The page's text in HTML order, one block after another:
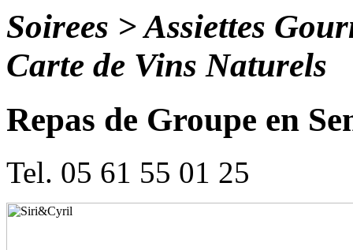
Soirees > Assiettes
Carte de Vins Naturels
Repas de Groupe en
Tel. 05 61 55 01 25